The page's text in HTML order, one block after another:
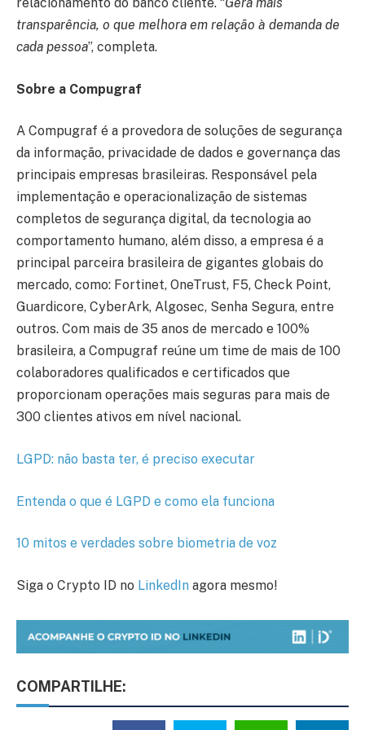
relacionamento do banco cliente. “Gera mais
transparência, o que melhora em relação à demanda de
cada pessoa”, completa.
Sobre a Compugraf
A Compugraf é a provedora de soluções de segurança
da informação, privacidade de dados e governança das
principais empresas brasileiras. Responsável pela
implementação e operacionalização de sistemas
completos de segurança digital, da tecnologia ao
comportamento humano, além disso, a empresa é a
principal parceira brasileira de gigantes globais do
mercado, como: Fortinet, OneTrust, F5, Check Point,
Guardicore, CyberArk, Algosec, Senha Segura, entre
outros. Com mais de 35 anos de mercado e 100%
brasileira, a Compugraf reúne um time de mais de 100
colaboradores qualificados e certificados que
proporcionam operações mais seguras para mais de
300 clientes ativos em nível nacional.
LGPD: não basta ter, é preciso executar
Entenda o que é LGPD e como ela funciona
10 mitos e verdades sobre biometria de voz
Siga o Crypto ID no LinkedIn agora mesmo!
COMPARTILHE: